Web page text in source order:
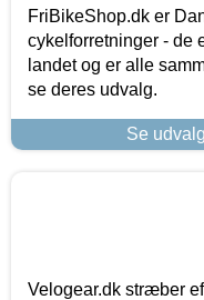
FriBikeShop.dk er
cykelforretninger - de
landet og er alle
se deres udvalg.
Se
Velogear.dk stræber